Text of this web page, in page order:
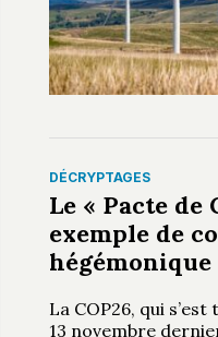
DÉCRYPTAGES
Le « Pacte de
exemple de
hégémonique
La COP26, qui
13 novembre